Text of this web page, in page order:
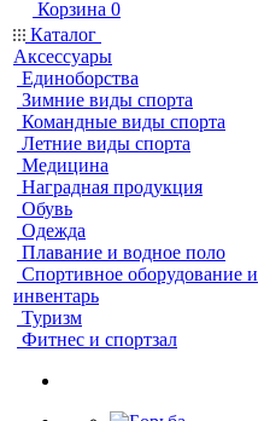
Корзина 0
Каталог
Аксессуары
Единоборства
Зимние виды спорта
Командные виды спорта
Летние виды спорта
Медицина
Наградная продукция
Обувь
Одежда
Плавание и водное поло
Спортивное оборудование и
инвентарь
Туризм
Фитнес и спортзал